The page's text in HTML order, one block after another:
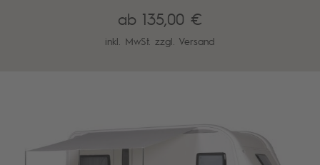
ab 135,00 €
inkl. MwSt. zzgl. Versand